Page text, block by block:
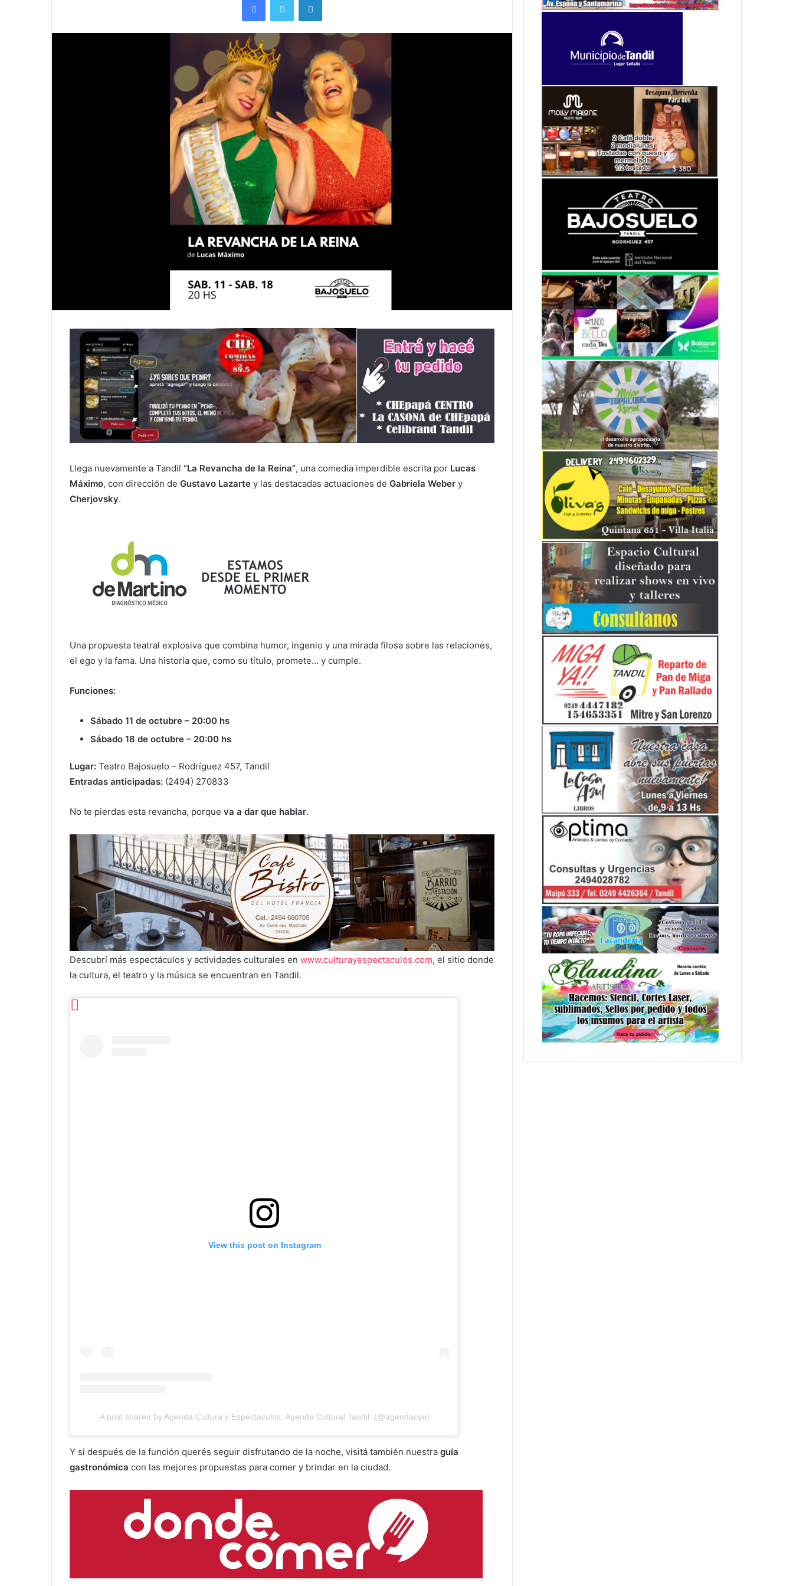
Llega nuevamente a Tandil “La Revancha de la Reina”, una comedia imperdible escrita por Lucas
Máximo, con dirección de Gustavo Lazarte y las destacadas actuaciones de Gabriela Weber y
Cherjovsky.
Una propuesta teatral explosiva que combina humor, ingenio y una mirada filosa sobre las relaciones,
el ego y la fama. Una historia que, como su título, promete… y cumple.
Funciones:
Sábado 11 de octubre – 20:00 hs
Sábado 18 de octubre – 20:00 hs
Lugar: Teatro Bajosuelo – Rodríguez 457, Tandil
Entradas anticipadas: (2494) 270833
No te pierdas esta revancha, porque va a dar que hablar.
Descubrí más espectáculos y actividades culturales en www.culturayespectaculos.com, el sitio donde
la cultura, el teatro y la música se encuentran en Tandil.
View this post on Instagram
A post shared by Agenda Cultura y Espectáculos. Agenda Cultural Tandil. (@agendacye)
Y si después de la función querés seguir disfrutando de la noche, visitá también nuestra guía
gastronómica con las mejores propuestas para comer y brindar en la ciudad.